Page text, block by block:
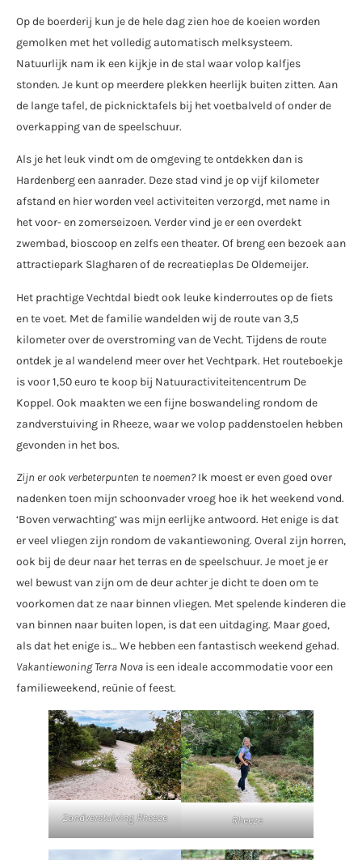
Op de boerderij kun je de hele dag zien hoe de koeien worden
gemolken met het volledig automatisch melksysteem.
Natuurlijk nam ik een kijkje in de stal waar volop kalfjes
stonden. Je kunt op meerdere plekken heerlijk buiten zitten. Aan
de lange tafel, de picknicktafels bij het voetbalveld of onder de
overkapping van de speelschuur.
Als je het leuk vindt om de omgeving te ontdekken dan is
Hardenberg een aanrader. Deze stad vind je op vijf kilometer
afstand en hier worden veel activiteiten verzorgd, met name in
het voor- en zomerseizoen. Verder vind je er een overdekt
zwembad, bioscoop en zelfs een theater. Of breng een bezoek aan
attractiepark Slagharen of de recreatieplas De Oldemeijer.
Het prachtige Vechtdal biedt ook leuke kinderroutes op de fiets
en te voet. Met de familie wandelden wij de route van 3,5
kilometer over de overstroming van de Vecht. Tijdens de route
ontdek je al wandelend meer over het Vechtpark. Het routeboekje
is voor 1,50 euro te koop bij Natuuractiviteitencentrum De
Koppel. Ook maakten we een fijne boswandeling rondom de
zandverstuiving in Rheeze, waar we volop paddenstoelen hebben
gevonden in het bos.
Zijn er ook verbeterpunten te noemen?Ik moest er even goed over
nadenken toen mijn schoonvader vroeg hoe ik het weekend vond.
‘Boven verwachting’ was mijn eerlijke antwoord. Het enige is dat
er veel vliegen zijn rondom de vakantiewoning. Overal zijn horren,
ook bij de deur naar het terras en de speelschuur. Je moet je er
wel bewust van zijn om de deur achter je dicht te doen om te
voorkomen dat ze naar binnen vliegen. Met spelende kinderen die
van binnen naar buiten lopen, is dat een uitdaging. Maar goed,
als dat het enige is… We hebben een fantastisch weekend gehad.
Vakantiewoning Terra Nova is een ideale accommodatie voor een
familieweekend, reünie of feest.
Zandverstuiving Rheeze Rheeze